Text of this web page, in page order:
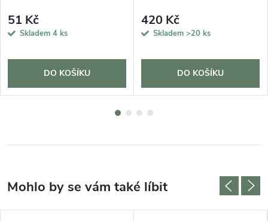
51 Kč
Skladem 4 ks
DO KOŠÍKU
420 Kč
Skladem >20 ks
DO KOŠÍKU